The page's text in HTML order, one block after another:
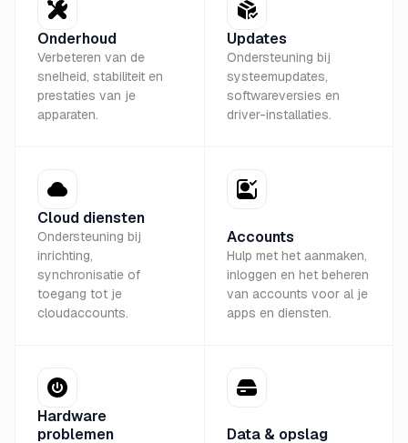
Onderhoud
Verbeteren van de
snelheid, stabiliteit en
prestaties van je
apparaten.
Updates
Ondersteuning bij
systeemupdates,
softwareversies en
driver-installaties.
Cloud diensten
Ondersteuning bij
inrichting,
synchronisatie of
toegang tot je
cloudaccounts.
Accounts
Hulp met het aanmaken,
inloggen en het beheren
van accounts voor al je
apps en diensten.
Hardware
problemen
Data & opslag